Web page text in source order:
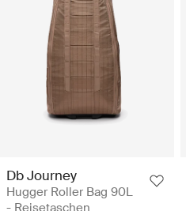
Db Journey
Hugger Roller Bag 90L
- Reisetaschen